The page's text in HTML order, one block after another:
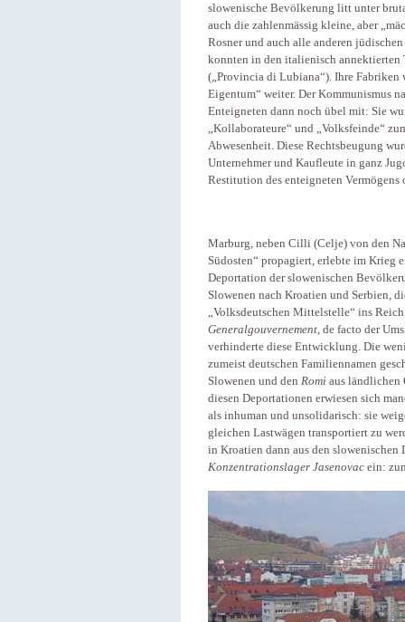
slowenische Bevölkerung litt unter
auch die zahlenmässig kleine, aber
Rosner und auch alle anderen
konnten in den italienisch
(„Provincia di Lubiana“). Ihre Fabriken
Eigentum“ weiter. Der Kommunismus
Enteigneten dann noch übel mit: Sie
„Kollaborateure“ und „Volksfeinde“
Abwesenheit. Diese Rechtsbeugung
Unternehmer und Kaufleute in ganz
Restitution des enteigneten Vermögens
Marburg, neben Cilli (Celje) von den
Südosten“ propagiert, erlebte im Krieg
Deportation der slowenischen
Slowenen nach Kroatien und Serbien,
„Volksdeutschen Mittelstelle“ ins
Generalgouvernement, de facto der
verhinderte diese Entwicklung. Die
zumeist deutschen Familiennamen
Slowenen und den Romi aus ländlichen
diesen Deportationen erwiesen sich
als inhuman und unsolidarisch: sie
gleichen Lastwägen transportiert zu
in Kroatien dann aus den
Konzentrationslager Jasenovac ein: